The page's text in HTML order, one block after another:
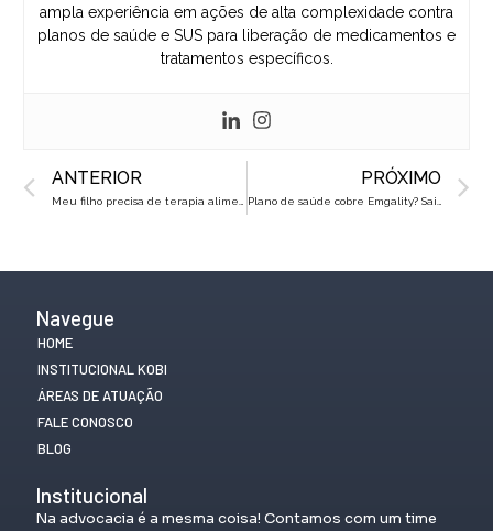
ampla experiência em ações de alta complexidade contra
planos de saúde e SUS para liberação de medicamentos e
tratamentos específicos.
Prev
ANTERIOR
Meu filho precisa de terapia alimentar: posso pedir cobertura pelo plano?
PRÓXIMO
Plano de saúde cobre Emgality? Saiba quando é possível conseguir!
Navegue
HOME
INSTITUCIONAL KOBI
ÁREAS DE ATUAÇÃO
FALE CONOSCO
BLOG
Institucional
Na advocacia é a mesma coisa! Contamos com um time